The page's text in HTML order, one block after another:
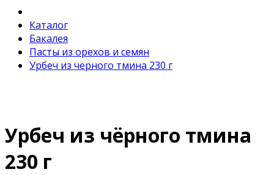
Каталог
Бакалея
Пасты из орехов и семян
Урбеч из чёрного тмина 230 г
Урбеч из чёрного тмина
230 г